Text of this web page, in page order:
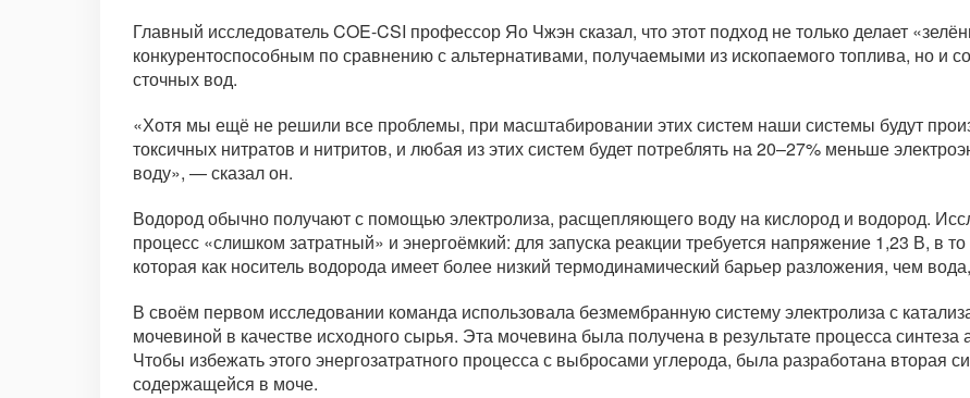
Главный исследователь COE-CSI профессор Яо Чжэн сказал, что этот подход не только делает
конкурентоспособным по сравнению с альтернативами, получаемыми из ископаемого топлива, но и
сточных вод.
«Хотя мы ещё не решили все проблемы, при масштабировании этих систем наши системы будут
токсичных нитратов и нитритов, и любая из этих систем будет потреблять на 20–27% меньше
воду», — сказал он.
Водород обычно получают с помощью электролиза, расщепляющего воду на кислород и водород.
процесс «слишком затратный» и энергоёмкий: для запуска реакции требуется напряжение 1,23 В, в
которая как носитель водорода имеет более низкий термодинамический барьер разложения, чем
В своём первом исследовании команда использовала безмембранную систему электролиза с
мочевиной в качестве исходного сырья. Эта мочевина была получена в результате процесса
Чтобы избежать этого энергозатратного процесса с выбросами углерода, была разработана вторая
содержащейся в моче.